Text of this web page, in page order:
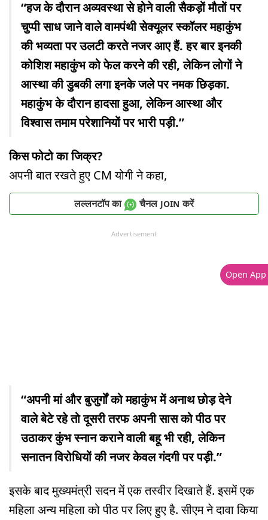
“हज के दौरान अव्यवस्था से होने वाली सैकड़ों मौतों पर
चुप्पी साध जाने वाले वामपंथी सेक्यूलर स्कॉलर महाकुंभ
की भव्यता पर उलटी करते नजर आए हैं. हर बार इनकी
कोशिश महाकुंभ को फेल करने की रही, लेकिन लोगों ने
आस्था की डुबकी लगा इनके जले पर नमक छिड़का.
महाकुंभ के दौरान हादसा हुआ, लेकिन आस्था और
विश्वास तमाम परेशानियों पर भारी पड़ी.”
किस फोटो का जिक्र?
अपनी बात रखते हुए CM योगी ने कहा,
लल्लनटॉप का चैनल JOIN करें
Advertisement
“अपनी मां और बुजुर्गों को महाकुंभ में अनाथ छोड़ देने
वाले बेटे रहे तो दूसरी तरफ अपनी सास को पीठ पर
उठाकर कुंभ स्नान कराने वाली बहू भी रही, लेकिन
सनातन विरोधियों की नजर केवल गंदगी पर पड़ी.”
इसके बाद मुख्यमंत्री सदन में एक तस्वीर दिखाते हैं. इसमें एक
महिला अन्य महिला को पीठ पर लिए हुए है. सीएम ने दावा किया
Open App